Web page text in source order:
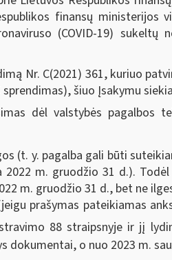
finansų
(COVID-19)
Nr. C(2021) 361, kuriuo
šiuo Įsakymu
dėl valstybės pagalbos
(t. y. pagalba gali būti
m. gruodžio 31 d.).
m. gruodžio 31 d., bet ne
prašymas pateikiamas
88 straipsnyje ir jį
o nuo 2023 m.